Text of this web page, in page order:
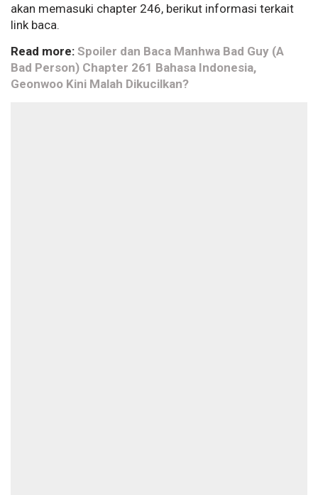
akan memasuki chapter 246, berikut informasi terkait
link baca.
Read more: Spoiler dan Baca Manhwa Bad Guy (A
Bad Person) Chapter 261 Bahasa Indonesia,
Geonwoo Kini Malah Dikucilkan?